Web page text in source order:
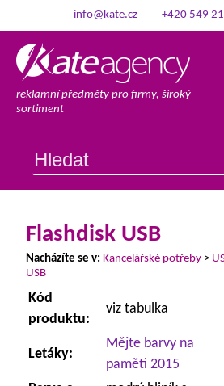
info@kate.cz +420 549
reklamní předměty pro firmy, široký
sortiment
Flashdisk USB
Nacházíte se v: Kancelářské potřeby >
USB
Kód
produktu:
viz tabulka
Letáky:
Mějte barvy na
paměti 2015